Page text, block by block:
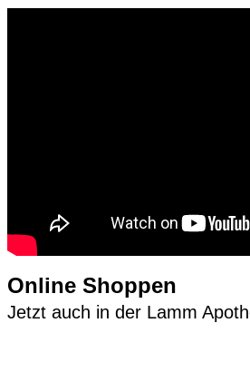
Online Shoppen
Jetzt auch in der Lamm